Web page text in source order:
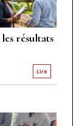
résultats
Lire